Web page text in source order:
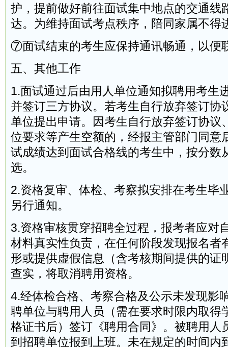
护，提前做好前往面试集中地点的交通线
达。为维持面试考点秩序，陪同家属不得
⑦面试结束的考生应保持通讯畅通，以便
五、其他工作
1.面试通过后由用人单位通知拟聘用考生
并签订三方协议。若考生自行放弃签订协
单位提出申请。因考生自行放弃签订协议
位要求等产生空额的，经报主管部门同意
试成绩达到面试合格线的考生中，按分数
选。
2.资格复审、体检、考察拟安排在考生毕
另行通知。
3.资格审核贯穿招聘全过程，报考者应对
材料真实性负责，在任何阶段发现报名者
形或提供虚假信息（含考核期间提供的证
查实，将取消聘用资格。
4.经体检合格、考察合格及公示未发现影
聘单位与聘用人员（需在要求时限内取得
格证书后）签订《聘用合同》。被聘用人
到招聘单位报到上班。未在规定的时间内